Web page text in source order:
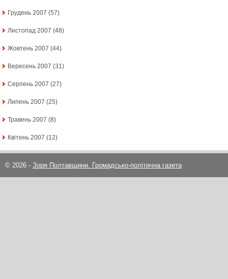
Грудень 2007 (57)
Листопад 2007 (48)
Жовтень 2007 (44)
Вересень 2007 (31)
Серпень 2007 (27)
Липень 2007 (25)
Травень 2007 (8)
Квітень 2007 (12)
© 2026 - Зоря Полтавщини. Громадсько-політична газета